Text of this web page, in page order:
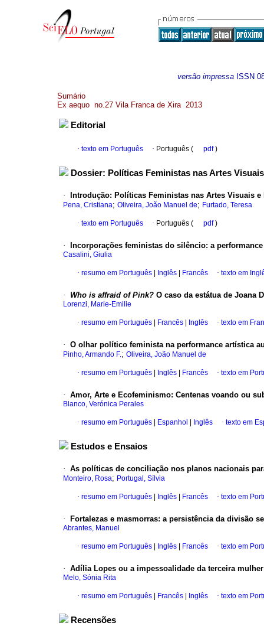
versão impressa ISSN
Sumário
Ex aequo no.27 Vila Franca de Xira 2013
Editorial
· texto em Português · Português ( pdf)
Dossier: Políticas Feministas nas Artes
· Introdução: Políticas Feministas nas Artes Visuais e
Pena, Cristiana; Oliveira, João Manuel de; Furtado, Teresa
· texto em Português · Português ( pdf)
· Incorporações feministas do silêncio: a
Casalini, Giulia
· resumo em Português Inglês Francês · texto em
· Who is affraid of Pink? O caso da estátua de Joana
Lorenzi, Marie-Emilie
· resumo em Português Francês Inglês · texto em
· O olhar político feminista na performance artística
Pinho, Armando F.; Oliveira, João Manuel de
· resumo em Português Inglês Francês · texto em
· Amor, Arte e Ecofeminismo: Centenas voando ou
Blanco, Verónica Perales
· resumo em Português Espanhol Inglês · texto em
Estudos e Ensaios
· As políticas de conciliação nos planos nacionais
Monteiro, Rosa; Portugal, Sílvia
· resumo em Português Inglês Francês · texto em
· Fortalezas e masmorras: a persistência da divisão
Abrantes, Manuel
· resumo em Português Inglês Francês · texto em
· Adília Lopes ou a impessoalidade da terceira mulher
Melo, Sónia Rita
· resumo em Português Francês Inglês · texto em
Recensões